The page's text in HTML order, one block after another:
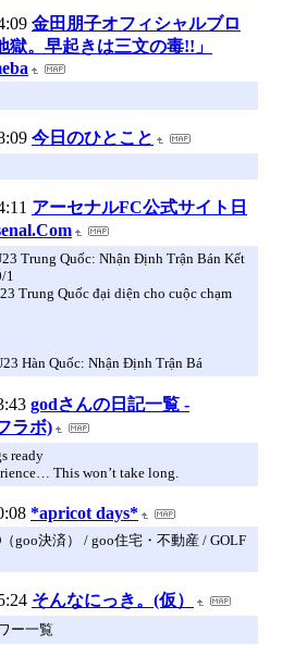
金田朋子オフィシャルブロ
獄。早起きは三文の毒!!」
今日のひとこと
アーセナルFC公式サイト日
Trung Quốc: Nhận Định Trận Bán Kết
1
Trung Quốc đại diện cho cuộc chạm
Hàn Quốc: Nhận Định Trận Bá
godさんの日記一覧 -
ラボ)
ready
This won’t take long.
*apricot days*
goo決済） / goo住宅・不動産 / GOLF
そんなにっき。(仮）
ー一覧